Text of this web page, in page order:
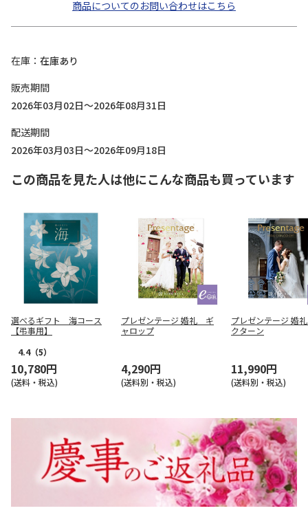
商品についてのお問い合わせはこちら
在庫
在庫あり
販売期間
2026年03月02日～2026年08月31日
配送期間
2026年03月03日～2026年09月18日
この商品を見た人は他にこんな商品も買っています
選べるギフト 海コース
【弔事用】
4.4（5）
10,780円
(送料・税込)
プレゼンテージ 婚礼 ギ
ャロップ
4,290円
(送料別・税込)
プレゼンテージ 婚
クターン
11,990円
(送料別・税込)